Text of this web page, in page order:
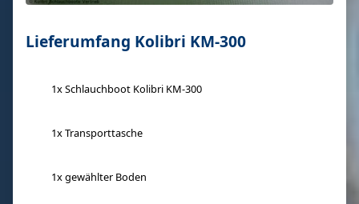
Lieferumfang Kolibri KM-300
1x Schlauchboot Kolibri KM-300
1x Transporttasche
1x gewählter Boden